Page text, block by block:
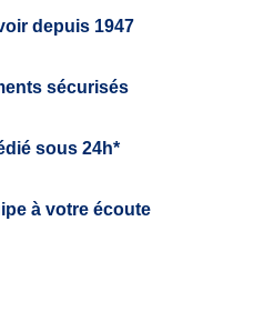
depuis 1947
sécurisés
sous 24h*
à votre écoute